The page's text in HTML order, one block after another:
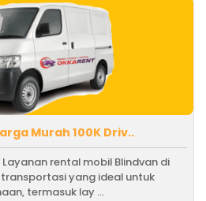
Murah 100K Driv..
Layanan rental mobil Blindvan di
yang ideal untuk
termasuk lay ...